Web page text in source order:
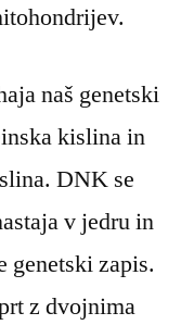
naš genetski
kislina in
DNK se
v jedru in
zapis.
z dvojnima